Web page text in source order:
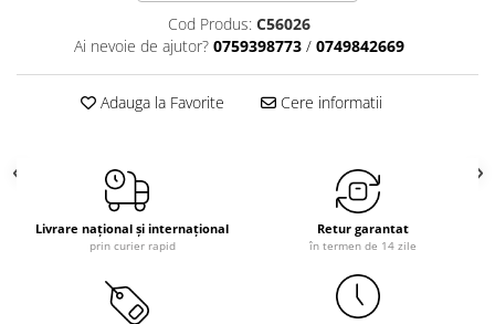
Cod Produs: C56026
Ai nevoie de ajutor? 0759398773 / 0749842669
Adauga la Favorite Cere informatii
Livrare național și internațional
prin curier rapid
Retur garantat
în termen de 14 zile